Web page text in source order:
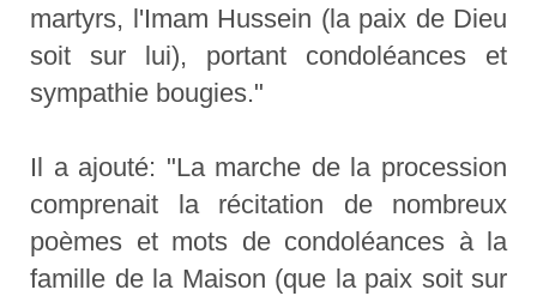
martyrs, l'Imam Hussein (la paix de Dieu
soit sur lui), portant condoléances et
sympathie bougies."
Il a ajouté: "La marche de la procession
comprenait la récitation de nombreux
poèmes et mots de condoléances à la
famille de la Maison (que la paix soit sur